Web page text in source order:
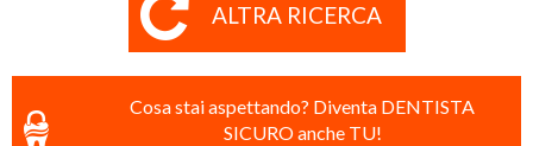
ALTRA RICERCA
Cosa stai aspettando? Diventa DENTISTA
SICURO anche TU!